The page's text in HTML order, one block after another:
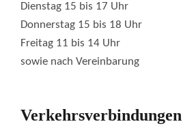
Dienstag 15 bis 17 Uhr
Donnerstag 15 bis 18 Uhr
Freitag 11 bis 14 Uhr
sowie nach Vereinbarung
Verkehrsverbindungen